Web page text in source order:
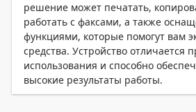
решение может печатать,
работать с факсами, а также
функциями, которые помогут вам
средства. Устройство отличается
использования и способно
высокие результаты работы.